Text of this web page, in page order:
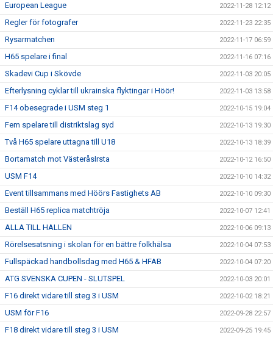
European League 2022-11-28 12:12
Regler för fotografer 2022-11-23 22:35
Rysarmatchen 2022-11-17 06:59
H65 spelare i final 2022-11-16 07:16
Skadevi Cup i Skövde 2022-11-03 20:05
Efterlysning cyklar till ukrainska flyktingar i Höör! 2022-11-03 13:58
F14 obesegrade i USM steg 1 2022-10-15 19:04
Fem spelare till distriktslag syd 2022-10-13 19:30
Två H65 spelare uttagna till U18 2022-10-13 18:39
Bortamatch mot VästeråsIrsta 2022-10-12 16:50
USM F14 2022-10-10 14:32
Event tillsammans med Höörs Fastighets AB 2022-10-10 09:30
Beställ H65 replica matchtröja 2022-10-07 12:41
ALLA TILL HALLEN 2022-10-06 09:13
Rörelsesatsning i skolan för en bättre folkhälsa 2022-10-04 07:53
Fullspäckad handbollsdag med H65 & HFAB 2022-10-04 07:20
ATG SVENSKA CUPEN - SLUTSPEL 2022-10-03 20:01
F16 direkt vidare till steg 3 i USM 2022-10-02 18:21
USM för F16 2022-09-28 22:57
F18 direkt vidare till steg 3 i USM 2022-09-25 19:45